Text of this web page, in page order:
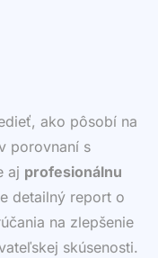
ako pôsobí na
porovnaní s
aj profesionálnu
detailný report o
na zlepšenie
skúsenosti.